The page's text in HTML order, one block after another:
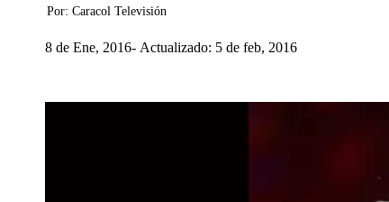
Por: Caracol Televisión
8 de Ene, 2016 Actualizado: 5 de feb, 2016